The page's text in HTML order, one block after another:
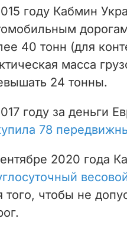
году Кабмин
40 тонн (для
масса
24 тонны.
году за деньги
78
2020 года
того, чтобы не